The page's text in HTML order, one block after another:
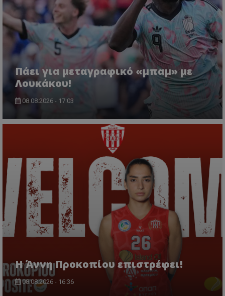
Πάει για μεταγραφικό «μπαμ» με
Λουκάκου!
08.08.2026 - 17:03
Η Άννη Προκοπίου επιστρέφει!
08.08.2026 - 16:36